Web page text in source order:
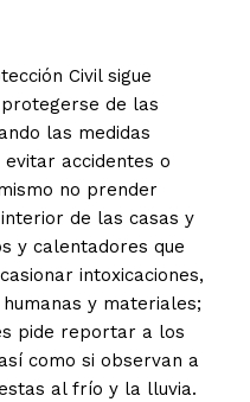
Civil sigue
de las
las medidas
accidentes o
no prender
de las casas y
y calentadores que
intoxicaciones,
y materiales;
pide reportar a los
como si observan a
al frío y la lluvia.